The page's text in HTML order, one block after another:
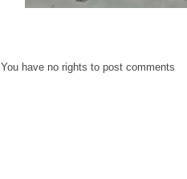
You have no rights to post comments